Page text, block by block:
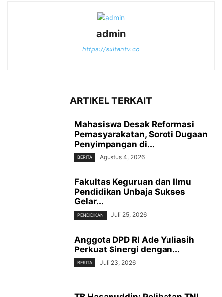
admin
https://sultantv.co
ARTIKEL TERKAIT
Mahasiswa Desak Reformasi
Pemasyarakatan, Soroti Dugaan
Penyimpangan di...
BERITA Agustus 4, 2026
Fakultas Keguruan dan Ilmu
Pendidikan Unbaja Sukses
Gelar...
PENDIDIKAN Juli 25, 2026
Anggota DPD RI Ade Yuliasih
Perkuat Sinergi dengan...
BERITA Juli 23, 2026